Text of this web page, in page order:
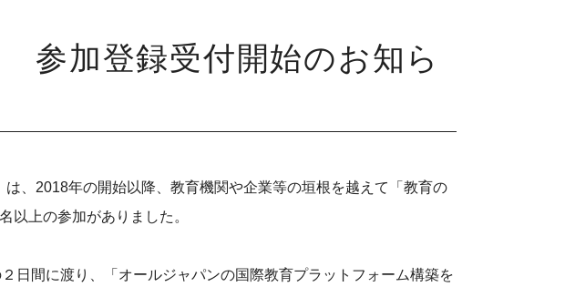
参加登録受付開始のお知ら
、2018年の開始以降、教育機関や企業等の垣根を越えて「教育の
以上の参加がありました。
日間に渡り、「オールジャパンの国際教育プラットフォーム構築を